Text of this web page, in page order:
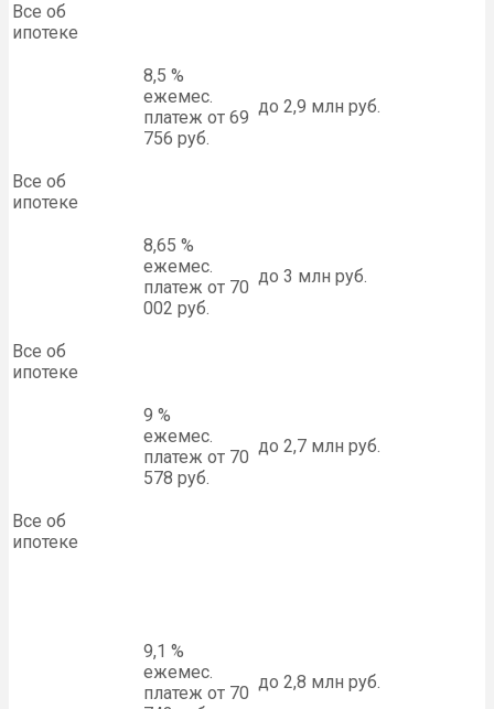
Все об
ипотеке
8,5 %
ежемес.
платеж от 69
756 руб.
до 2,9 млн руб.
Все об
ипотеке
8,65 %
ежемес.
платеж от 70
002 руб.
до 3 млн руб.
Все об
ипотеке
9 %
ежемес.
платеж от 70
578 руб.
до 2,7 млн руб.
Все об
ипотеке
9,1 %
ежемес.
платеж от 70
до 2,8 млн руб.